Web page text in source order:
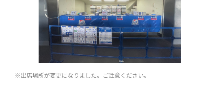
※出店場所が変更になりました。ご注意ください。